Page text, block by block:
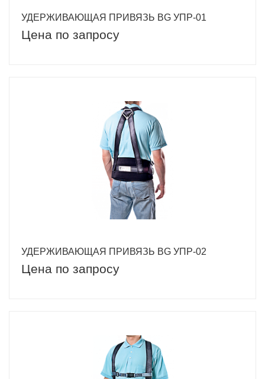
УДЕРЖИВАЮЩАЯ ПРИВЯЗЬ BG УПР-01
Цена по запросу
УДЕРЖИВАЮЩАЯ ПРИВЯЗЬ BG УПР-02
Цена по запросу